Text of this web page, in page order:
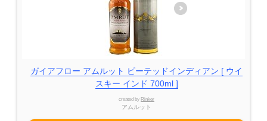
ガイアフロー アムルット ピーテッドインディアン [ ウイ
スキー インド 700ml ]
created by Rinker
アムルット